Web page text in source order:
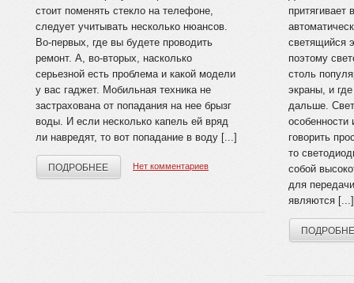
стоит поменять стекло на телефоне,
следует учитывать несколько нюансов.
Во-первых, где вы будете проводить
ремонт. А, во-вторых, насколько
серьезной есть проблема и какой модели
у вас гаджет. Мобильная техника не
застрахована от попадания на нее брызг
воды. И если несколько капель ей вряд
ли навредят, то вот попадание в воду [...]
ПОДРОБНЕЕ Нет комментариев
притягивает
светящийся
поэтому
столь
экраны, и
дальше.
говорить
то
собой
для
являются [...]